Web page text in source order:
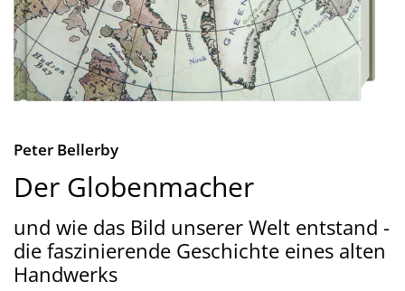
Peter Bellerby
Der Globenmacher
und wie das Bild unserer Welt entstand -
die faszinierende Geschichte eines alten
Handwerks